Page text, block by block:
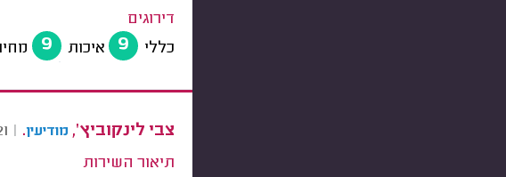
דירוגים
כללי
9 איכות 9
צבי לינקוביץ', מודיעין.
|
תיאור השירות